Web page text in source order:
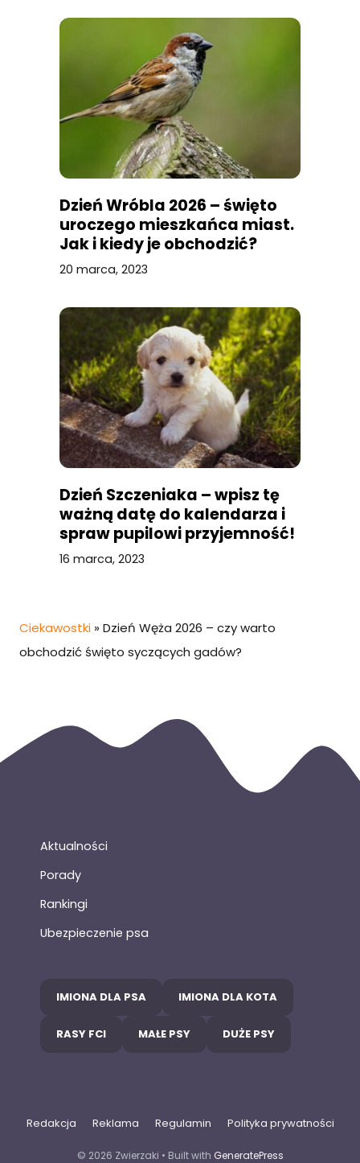
Dzień Wróbla 2026 – święto
uroczego mieszkańca miast.
Jak i kiedy je obchodzić?
20 marca, 2023
Dzień Szczeniaka – wpisz tę
ważną datę do kalendarza i
spraw pupilowi przyjemność!
16 marca, 2023
Ciekawostki » Dzień Węża 2026 – czy warto
obchodzić święto syczących gadów?
Aktualności
Porady
Rankingi
Ubezpieczenie psa
IMIONA DLA PSA IMIONA DLA KOTA
RASY FCI MAŁE PSY DUŻE PSY
Redakcja Reklama Regulamin Polityka prywatności
© 2026 Zwierzaki • Built with GeneratePress